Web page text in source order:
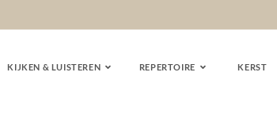
KIJKEN & LUISTEREN REPERTOIRE KERST